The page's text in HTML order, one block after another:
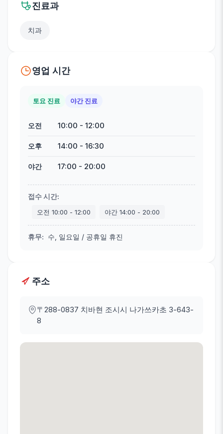
진료과
치과
영업 시간
토요 진료 야간 진료
오전 10:00 - 12:00
오후 14:00 - 16:30
야간 17:00 - 20:00
접수 시간:
오전 10:00 - 12:00 야간 14:00 - 20:00
휴무: 수, 일요일 / 공휴일 휴진
주소
〒288-0837 치바현 조시시 나가쓰카초 3-643-
8